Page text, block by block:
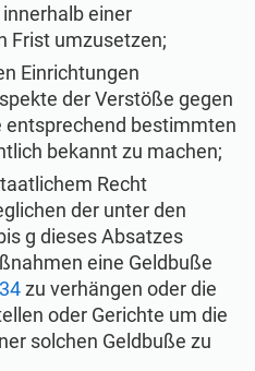
einer
Frist umzusetzen;
Einrichtungen
der Verstöße gegen
entsprechend bestimmten
bekannt zu machen;
Recht
der unter den
g dieses Absatzes
eine Geldbuße
zu verhängen oder die
oder Gerichte um die
solchen Geldbuße zu